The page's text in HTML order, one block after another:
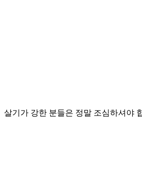
살기가 강한 분들은 정말 조심하셔야